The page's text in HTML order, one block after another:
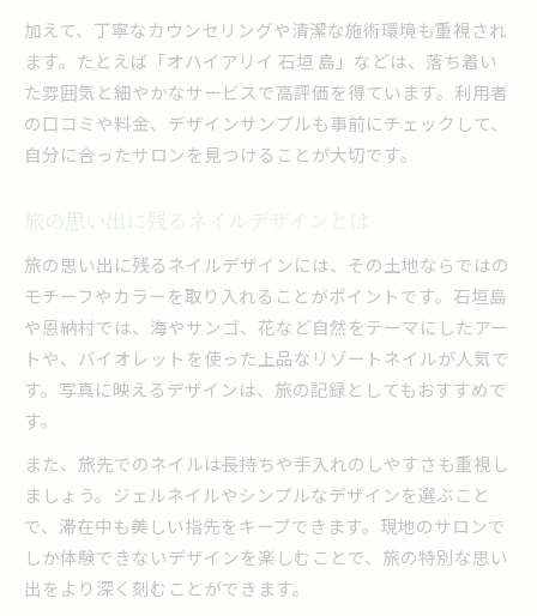
加えて、丁寧なカウンセリングや清潔な施術環境も重視され
ます。たとえば「オハイアリイ 石垣 島」などは、落ち着い
た雰囲気と細やかなサービスで高評価を得ています。利用者
の口コミや料金、デザインサンプルも事前にチェックして、
自分に合ったサロンを見つけることが大切です。
旅の思い出に残るネイルデザインとは
旅の思い出に残るネイルデザインには、その土地ならではの
モチーフやカラーを取り入れることがポイントです。石垣島
や恩納村では、海やサンゴ、花など自然をテーマにしたアー
トや、バイオレットを使った上品なリゾートネイルが人気で
す。写真に映えるデザインは、旅の記録としてもおすすめで
す。
また、旅先でのネイルは長持ちや手入れのしやすさも重視し
ましょう。ジェルネイルやシンプルなデザインを選ぶこと
で、滞在中も美しい指先をキープできます。現地のサロンで
しか体験できないデザインを楽しむことで、旅の特別な思い
出をより深く刻むことができます。